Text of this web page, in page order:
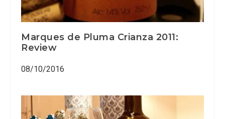
Marques de Pluma Crianza 2011:
Review
08/10/2016